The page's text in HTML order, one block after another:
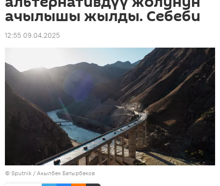
ачылышы жылды. Себеби
12:55 09.04.2025
© Sputnik / Акылбек Батырбеков